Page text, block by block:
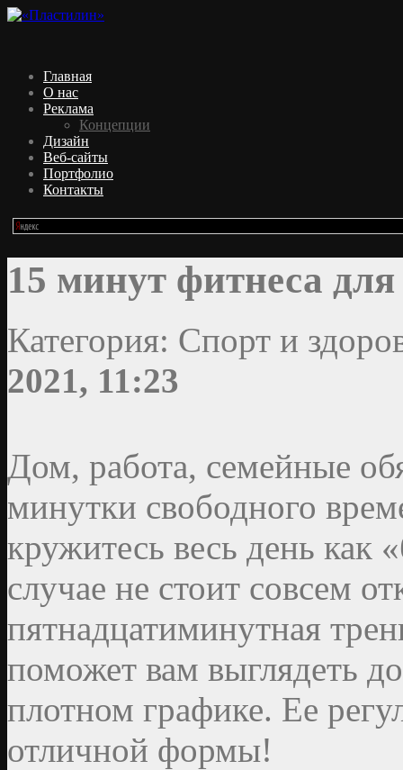
Главная
О нас
Реклама
Концепции
Дизайн
Веб-сайты
Портфолио
Контакты
15 минут фитнеса
Категория: Спорт и
2021, 11:23
Дом, работа, семейные
минутки свободного
кружитесь весь день как
случае не стоит совсем
пятнадцатиминутная
поможет вам выглядеть
плотном графике. Ее
отличной формы!